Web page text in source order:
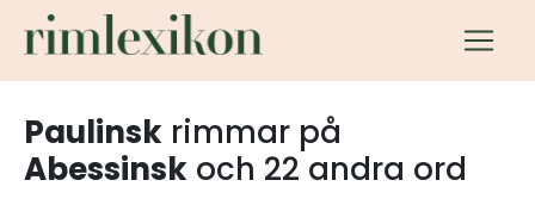
Paulinsk rimmar på
Abessinsk och 22 andra ord